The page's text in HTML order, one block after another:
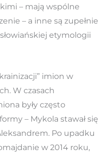
– mają wspólne
– a inne są zupełnie
etymologii
imion w
W czasach
były często
– Mykola stawał się
Po upadku
w 2014 roku,